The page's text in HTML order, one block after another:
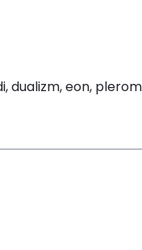
dualizm, eon,